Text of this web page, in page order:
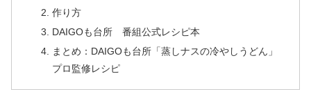
作り方
DAIGOも台所 番組公式レシピ本
まとめ：DAIGOも台所「蒸しナスの冷やしうどん」
プロ監修レシピ